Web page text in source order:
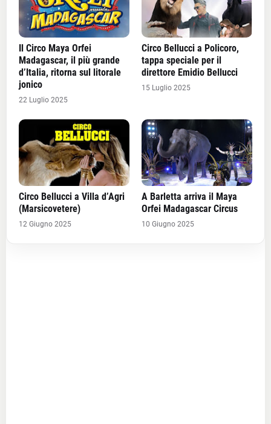
Il Circo Maya Orfei
Madagascar, il più grande
d’Italia, ritorna sul litorale
jonico
22 Luglio 2025
Circo Bellucci a Policoro,
tappa speciale per il
direttore Emidio Bellucci
15 Luglio 2025
Circo Bellucci a Villa d’Agri
(Marsicovetere)
12 Giugno 2025
A Barletta arriva il Maya
Orfei Madagascar Circus
10 Giugno 2025